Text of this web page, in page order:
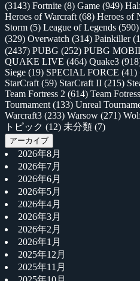
(3143) Fortnite (8) Game (949)
Heroes of Warcraft (68) Heroes of
Storm (5) League of Legends (590)
(329) Overwatch (314) Painkiller
(2437) PUBG (252) PUBG
QUAKE LIVE (464) Quake3
Siege (19) SPECIAL FORCE (41)
StarCraft (59) StarCraft II (215)
Team Fortress 2 (614) Team
Tournament (133) Unreal
Warcraft3 (233) Warsow (271)
トピック (12) 未分類 (7)
アーカイブ
2026年8月
2026年7月
2026年6月
2026年5月
2026年4月
2026年3月
2026年2月
2026年1月
2025年12月
2025年11月